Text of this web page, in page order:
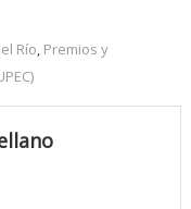
Río Premios y